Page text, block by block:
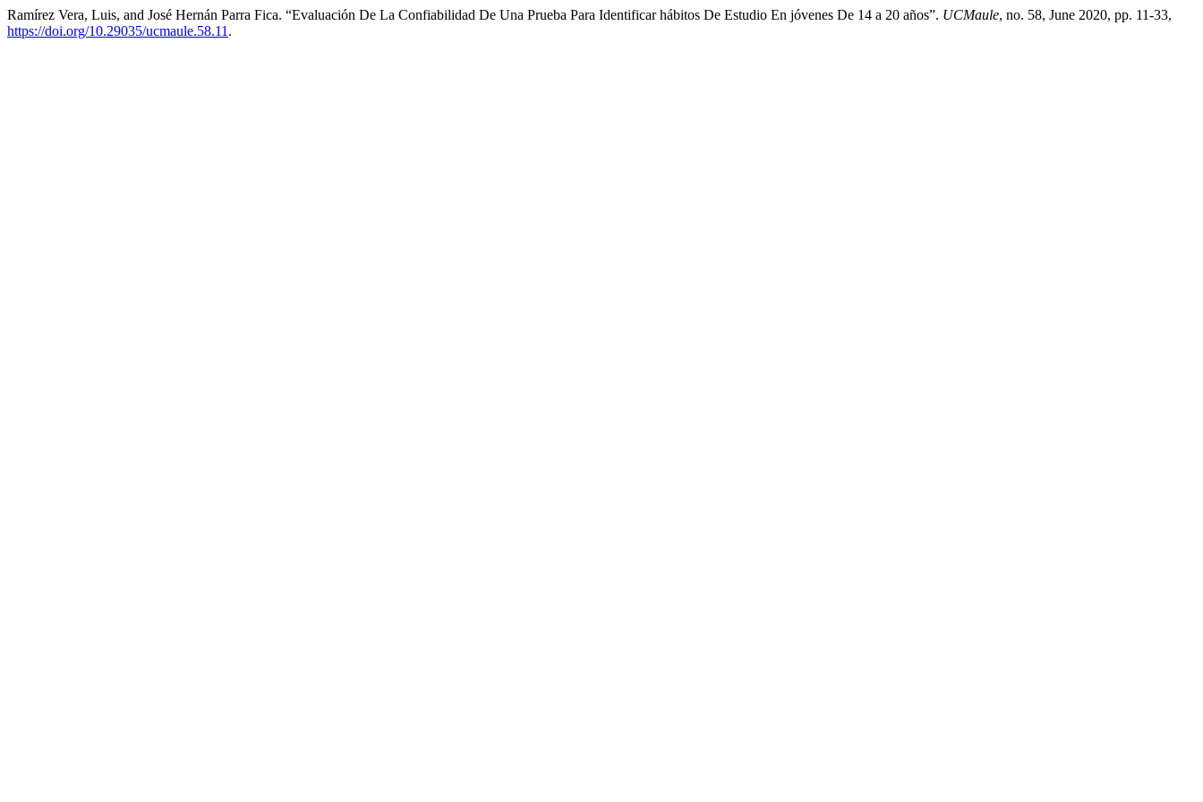
Ramírez Vera, Luis, and José Hernán Parra Fica. “Evaluación De La Confiabilidad De Una Prueba Para Identificar hábitos De Estudio En jóvenes De 14 a 20 años”. UCMaule, no. 58, June 2020, pp. 11-33,
https://doi.org/10.29035/ucmaule.58.11 .